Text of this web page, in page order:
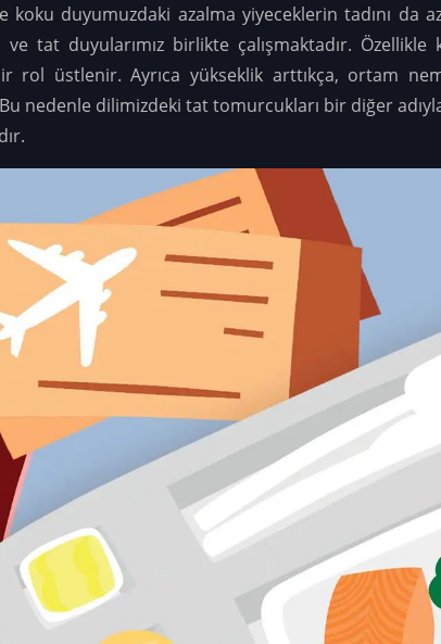
koku duyumuzdaki azalma yiyeceklerin tadını da
ve tat duyularımız birlikte çalışmaktadır.
rol üstlenir. Ayrıca yükseklik arttıkça, ortam
nedenle dilimizdeki tat tomurcukları bir diğer